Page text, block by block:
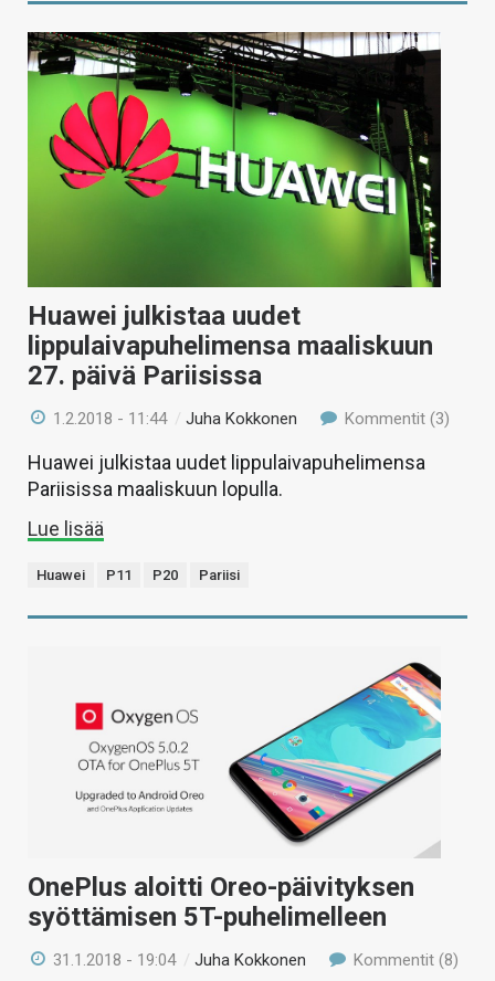
Huawei julkistaa uudet
lippulaivapuhelimensa maaliskuun
27. päivä Pariisissa
1.2.2018 - 11:44 /Juha Kokkonen Kommentit (3)
Huawei julkistaa uudet lippulaivapuhelimensa
Pariisissa maaliskuun lopulla.
Lue lisää
Huawei P11 P20 Pariisi
OnePlus aloitti Oreo-päivityksen
syöttämisen 5T-puhelimelleen
31.1.2018 - 19:04 /Juha Kokkonen Kommentit (8)